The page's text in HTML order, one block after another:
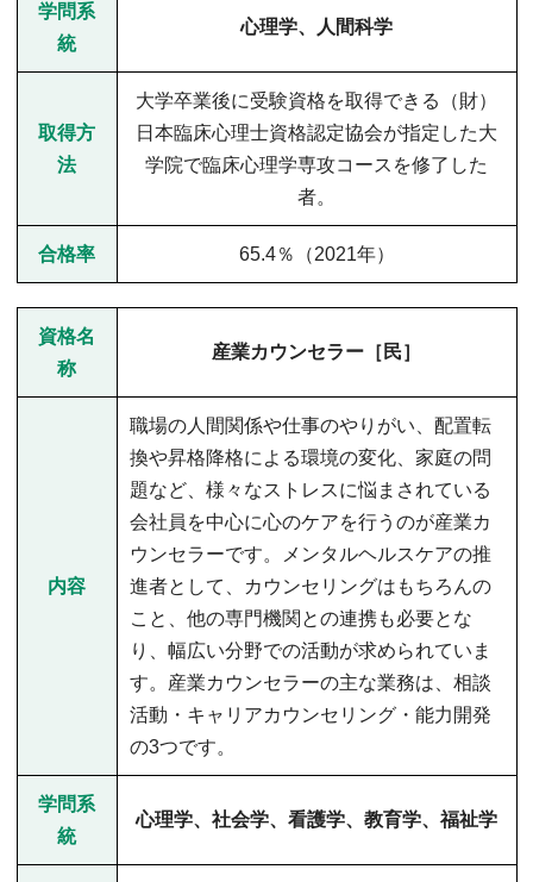
学問系
統
心理学、人間科学
取得方
法
大学卒業後に受験資格を取得できる（財）
日本臨床心理士資格認定協会が指定した大
学院で臨床心理学専攻コースを修了した
者。
合格率 65.4％（2021年）
資格名
称
産業カウンセラー［民］
内容
職場の人間関係や仕事のやりがい、配置転
換や昇格降格による環境の変化、家庭の問
題など、様々なストレスに悩まされている
会社員を中心に心のケアを行うのが産業カ
ウンセラーです。メンタルヘルスケアの推
進者として、カウンセリングはもちろんの
こと、他の専門機関との連携も必要とな
り、幅広い分野での活動が求められていま
す。産業カウンセラーの主な業務は、相談
活動・キャリアカウンセリング・能力開発
の3つです。
学問系
統
心理学、社会学、看護学、教育学、福祉学